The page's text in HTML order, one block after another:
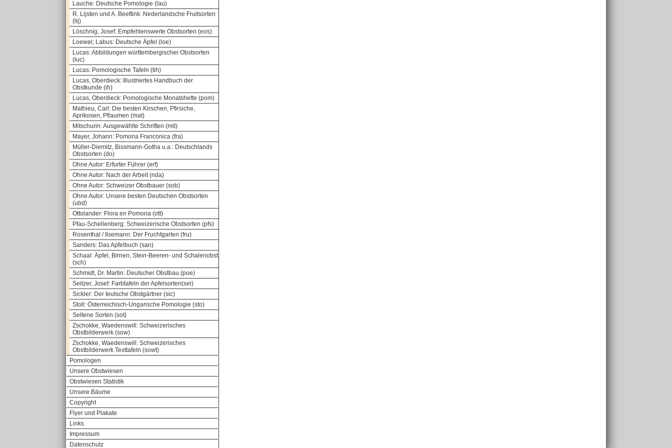
Lauche: Deutsche Pomologie (lau)
R. Lijsten und A. Beeftink: Nederlandsche Fruitsorten
(lij)
Löschnig, Josef: Empfehlenswerte Obstsorten (eos)
Loewel; Labus: Deutsche Äpfel (loe)
Lucas: Abbildungen württembergischer Obstsorten
(luc)
Lucas: Pomologische Tafeln (tih)
Lucas, Oberdieck: Illustriertes Handbuch der
Obstkunde (ih)
Lucas, Oberdieck: Pomologische Monatshefte (pom)
Mathieu, Carl: Die besten Kirschen, Pfirsiche,
Aprikosen, Pflaumen (mat)
Mitschurin: Ausgewählte Schriften (mit)
Mayer, Johann: Pomona Franconica (fra)
Müller-Diemitz, Bissmann-Gotha u.a.: Deutschlands
Obstsorten (do)
Ohne Autor: Erfurter Führer (erf)
Ohne Autor: Nach der Arbeit (nda)
Ohne Autor: Schweizer Obstbauer (sob)
Ohne Autor: Unsere besten Deutschen Obstsorten
(ubd)
Ottolander: Flora en Pomona (ott)
Pfau-Schellenberg: Schweizerische Obstsorten (pfs)
Rosenthal / Ilsemann: Der Fruchtgarten (fru)
Sanders: Das Apfelbuch (san)
Schaal: Äpfel, Birnen, Stein-Beeren- und Schalenobst
(sch)
Schmidt, Dr. Martin: Deutscher Obstbau (poe)
Seitzer, Josef: Farbtafeln der Apfelsorten(sei)
Sickler: Der teutsche Obstgärtner (sic)
Stoll: Österreichisch-Ungarische Pomologie (sto)
Seltene Sorten (sot)
Zschokke, Waedenswill: Schweizerisches
Obstbilderwerk (sow)
Zschokke, Waedenswill: Schweizerisches
Obstbilderwerk Texttafeln (sowt)
Pomologen
Unsere Obstwiesen
Obstwiesen Statistik
Unsere Bäume
Copyright
Flyer und Plakate
Links
Impressum
Datenschutz